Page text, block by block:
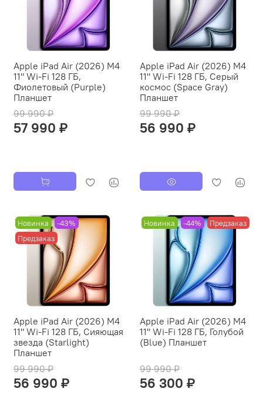
Apple iPad Air (2026) M4
11" Wi-Fi 128 ГБ,
Фиолетовый (Purple)
Планшет
99 990 ₽
57 990 ₽
Apple iPad Air (2026) M4
11" Wi-Fi 128 ГБ, Серый
космос (Space Gray)
Планшет
99 990 ₽
56 990 ₽
Новинка
-43%
Предзаказ
Apple iPad Air (2026) M4
11" Wi-Fi 128 ГБ, Сияющая
звезда (Starlight)
Планшет
99 990 ₽
56 990 ₽
Новинка -44% Предзаказ
Apple iPad Air (2026) M4
11" Wi-Fi 128 ГБ, Голубой
(Blue) Планшет
99 990 ₽
56 300 ₽